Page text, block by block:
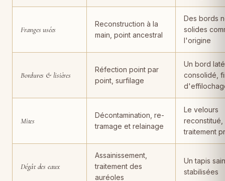
Franges usées
Reconstruction à la
main, point ancestral
Des bords
solides
l'origine
Bordures & lisières
Réfection point par
point, surfilage
Un bord
consolidé,
Mites
Décontamination, re-
tramage et relainage
Le velours
reconstitué,
traitement
Dégât des eaux
Assainissement,
traitement des
auréoles
Un tapis
stabilisées